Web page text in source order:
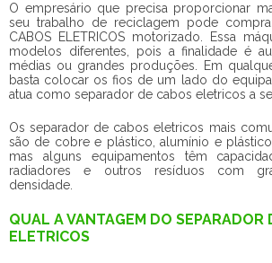
O empresário que precisa proporcionar
seu trabalho de reciclagem pode comprar
CABOS ELETRICOS motorizado. Essa
modelos diferentes, pois a finalidade é
médias ou grandes produções. Em
basta colocar os fios de um lado do
atua como separador de cabos eletricos a
Os separador de cabos eletricos mais
são de cobre e plástico, alumínio e
mas alguns equipamentos têm
radiadores e outros resíduos com
densidade.
QUAL A VANTAGEM DO SEPARADOR
ELETRICOS